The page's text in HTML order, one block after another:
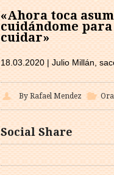
«Ahora toca
cuidándome
cuidar»
18.03.2020 | Julio Millán,
By Rafael Mendez
Social Share